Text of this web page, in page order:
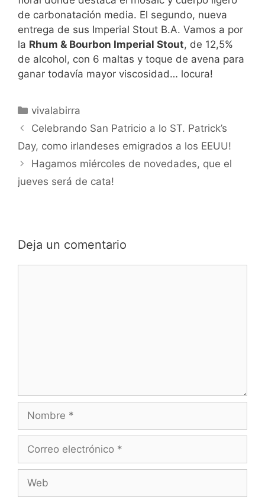
de carbonatación media. El segundo, nueva
entrega de sus Imperial Stout B.A. Vamos a por
la Rhum & Bourbon Imperial Stout, de 12,5%
de alcohol, con 6 maltas y toque de avena para
ganar todavía mayor viscosidad… locura!
Categorías
vivalabirra
Celebrando San Patricio a lo ST. Patrick’s
Day, como irlandeses emigrados a los EEUU!
Hagamos miércoles de novedades, que el
jueves será de cata!
Deja un comentario
electrónico